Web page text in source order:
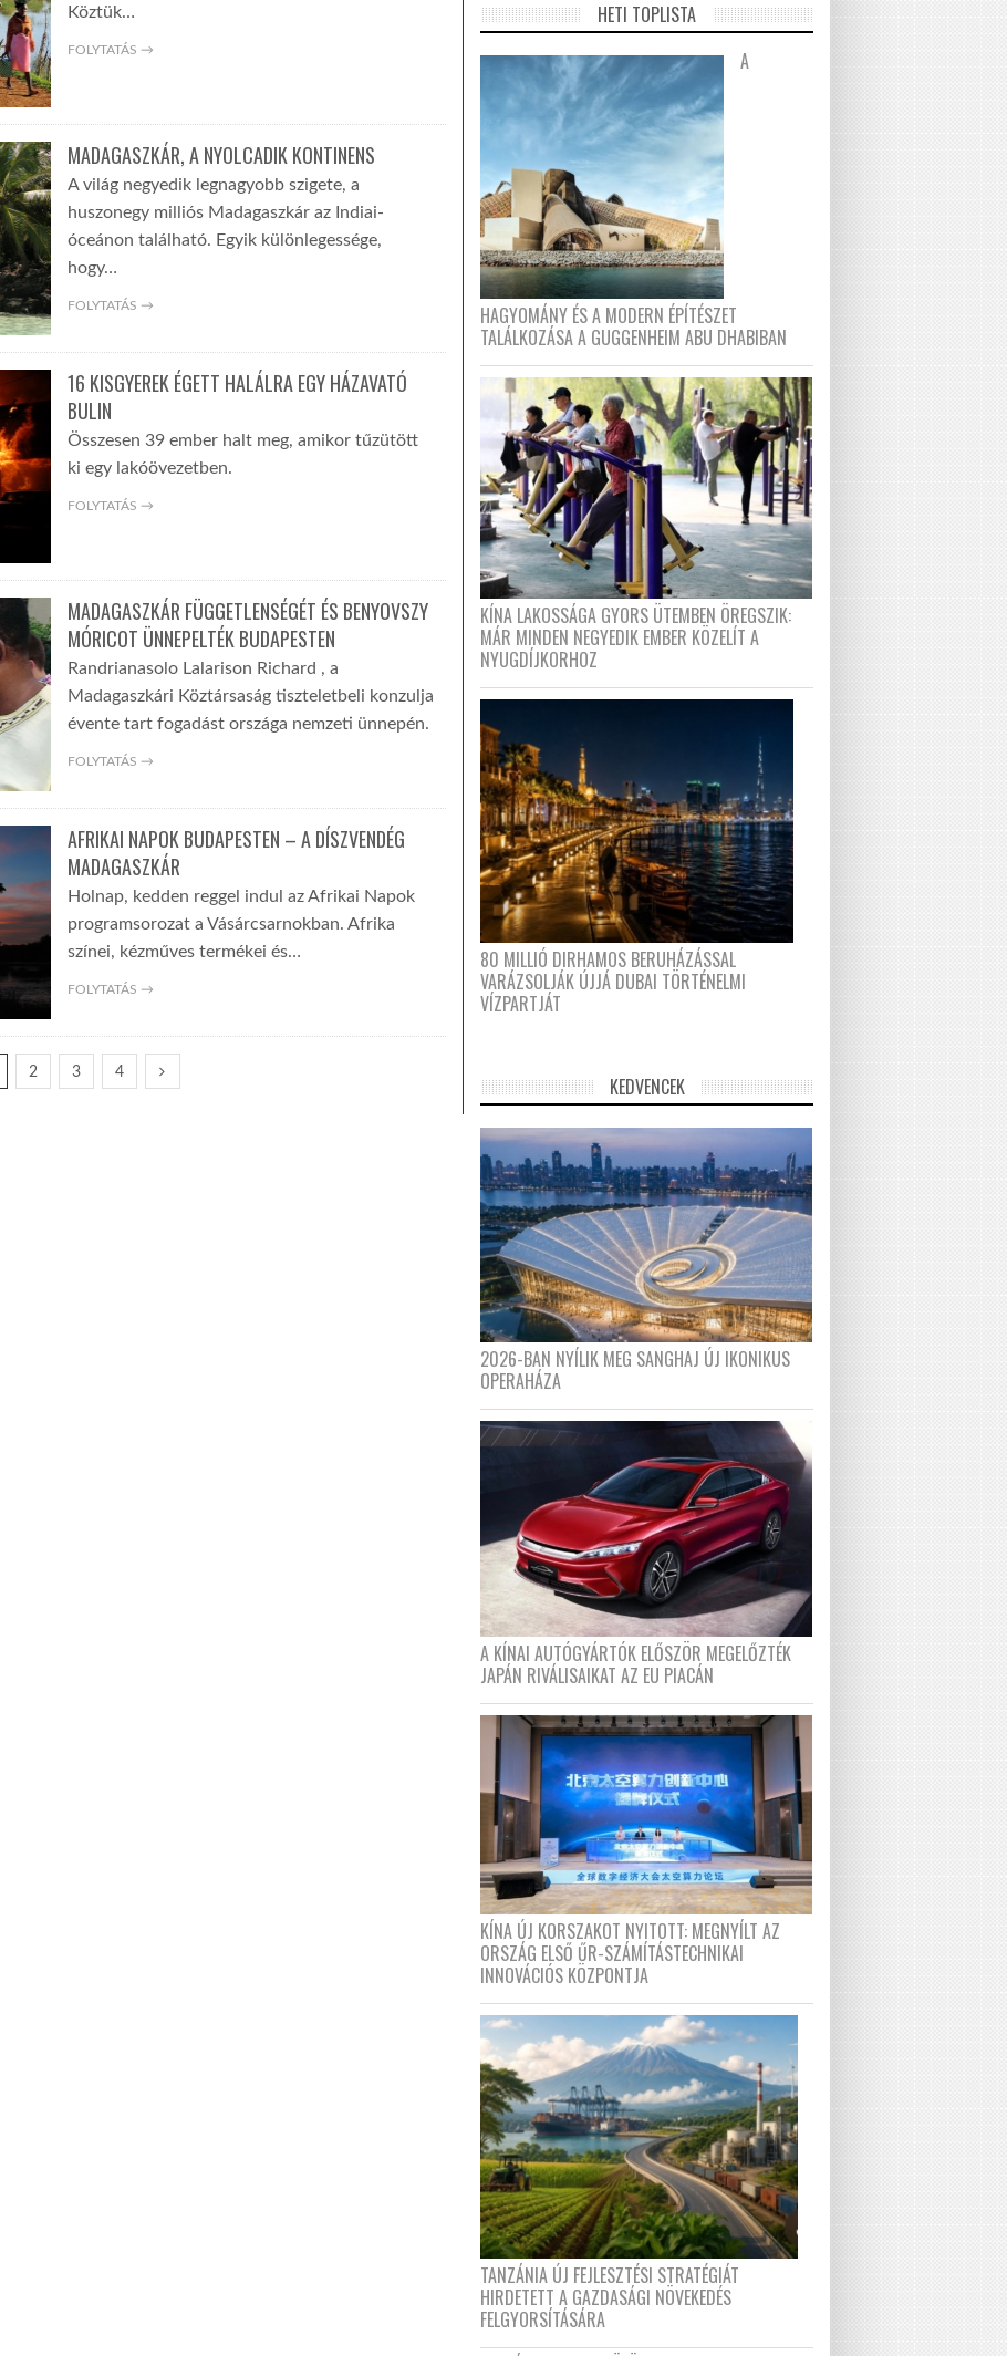
Köztük…
FOLYTATÁS →
MADAGASZKÁR, A NYOLCADIK KONTINENS
A világ negyedik legnagyobb szigete, a
huszonegy milliós Madagaszkár az Indiai-
óceánon található. Egyik különlegessége,
hogy…
FOLYTATÁS →
16 KISGYEREK ÉGETT HALÁLRA EGY HÁZAVATÓ
BULIN
Összesen 39 ember halt meg, amikor tűzütött
ki egy lakóövezetben.
FOLYTATÁS →
MADAGASZKÁR FÜGGETLENSÉGÉT ÉS BENYOVSZY
MÓRICOT ÜNNEPELTÉK BUDAPESTEN
Randrianasolo Lalarison Richard , a
Madagaszkári Köztársaság tiszteletbeli konzulja
évente tart fogadást országa nemzeti ünnepén.
FOLYTATÁS →
AFRIKAI NAPOK BUDAPESTEN – A DÍSZVENDÉG
MADAGASZKÁR
Holnap, kedden reggel indul az Afrikai Napok
programsorozat a Vásárcsarnokban. Afrika
színei, kézműves termékei és…
FOLYTATÁS →
2 3 4
HETI TOPLISTA
A
HAGYOMÁNY ÉS A MODERN ÉPÍTÉSZET
TALÁLKOZÁSA A GUGGENHEIM ABU DHABIBAN
KÍNA LAKOSSÁGA GYORS ÜTEMBEN ÖREGSZIK:
MÁR MINDEN NEGYEDIK EMBER KÖZELÍT A
NYUGDÍJKORHOZ
80 MILLIÓ DIRHAMOS BERUHÁZÁSSAL
VARÁZSOLJÁK ÚJJÁ DUBAI TÖRTÉNELMI
VÍZPARTJÁT
KEDVENCEK
2026-BAN NYÍLIK MEG SANGHAJ ÚJ IKONIKUS
OPERAHÁZA
A KÍNAI AUTÓGYÁRTÓK ELŐSZÖR MEGELŐZTÉK
JAPÁN RIVÁLISAIKAT AZ EU PIACÁN
KÍNA ÚJ KORSZAKOT NYITOTT: MEGNYÍLT AZ
ORSZÁG ELSŐ ŰR-SZÁMÍTÁSTECHNIKAI
INNOVÁCIÓS KÖZPONTJA
TANZÁNIA ÚJ FEJLESZTÉSI STRATÉGIÁT
HIRDETETT A GAZDASÁGI NÖVEKEDÉS
FELGYORSÍTÁSÁRA